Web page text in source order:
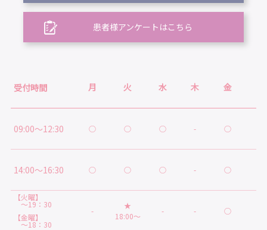
患者様アンケートはこちら
受付時間 月 火 水 木 金
09:00～12:30 ○ ○ ○ - ○
14:00～16:30 ○ ○ ○ - ○
【火曜】
～19：30
【金曜】
～18：30
-
★
18:00～
- - ○